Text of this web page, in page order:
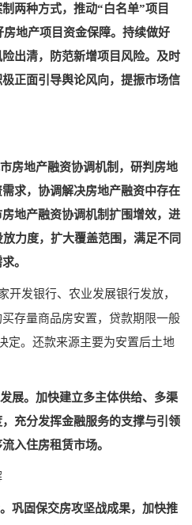
两种方式，推动“白名单”项目
地产项目资金保障。持续做好
出清，防范新增项目风险。及时
正面引导舆论风向，提振市场信
房地产融资协调机制，研判房地
求，协调解决房地产融资中存在
地产融资协调机制扩围增效，进
力度，扩大覆盖范围，满足不同
。
开发银行、农业发展银行发放，
存量商品房安置，贷款期限一般
定。还款来源主要为安置后土地
展。加快建立多主体供给、多渠
充分发挥金融服务的支撑与引领
入住房租赁市场。
巩固保交房攻坚战成果，加快推